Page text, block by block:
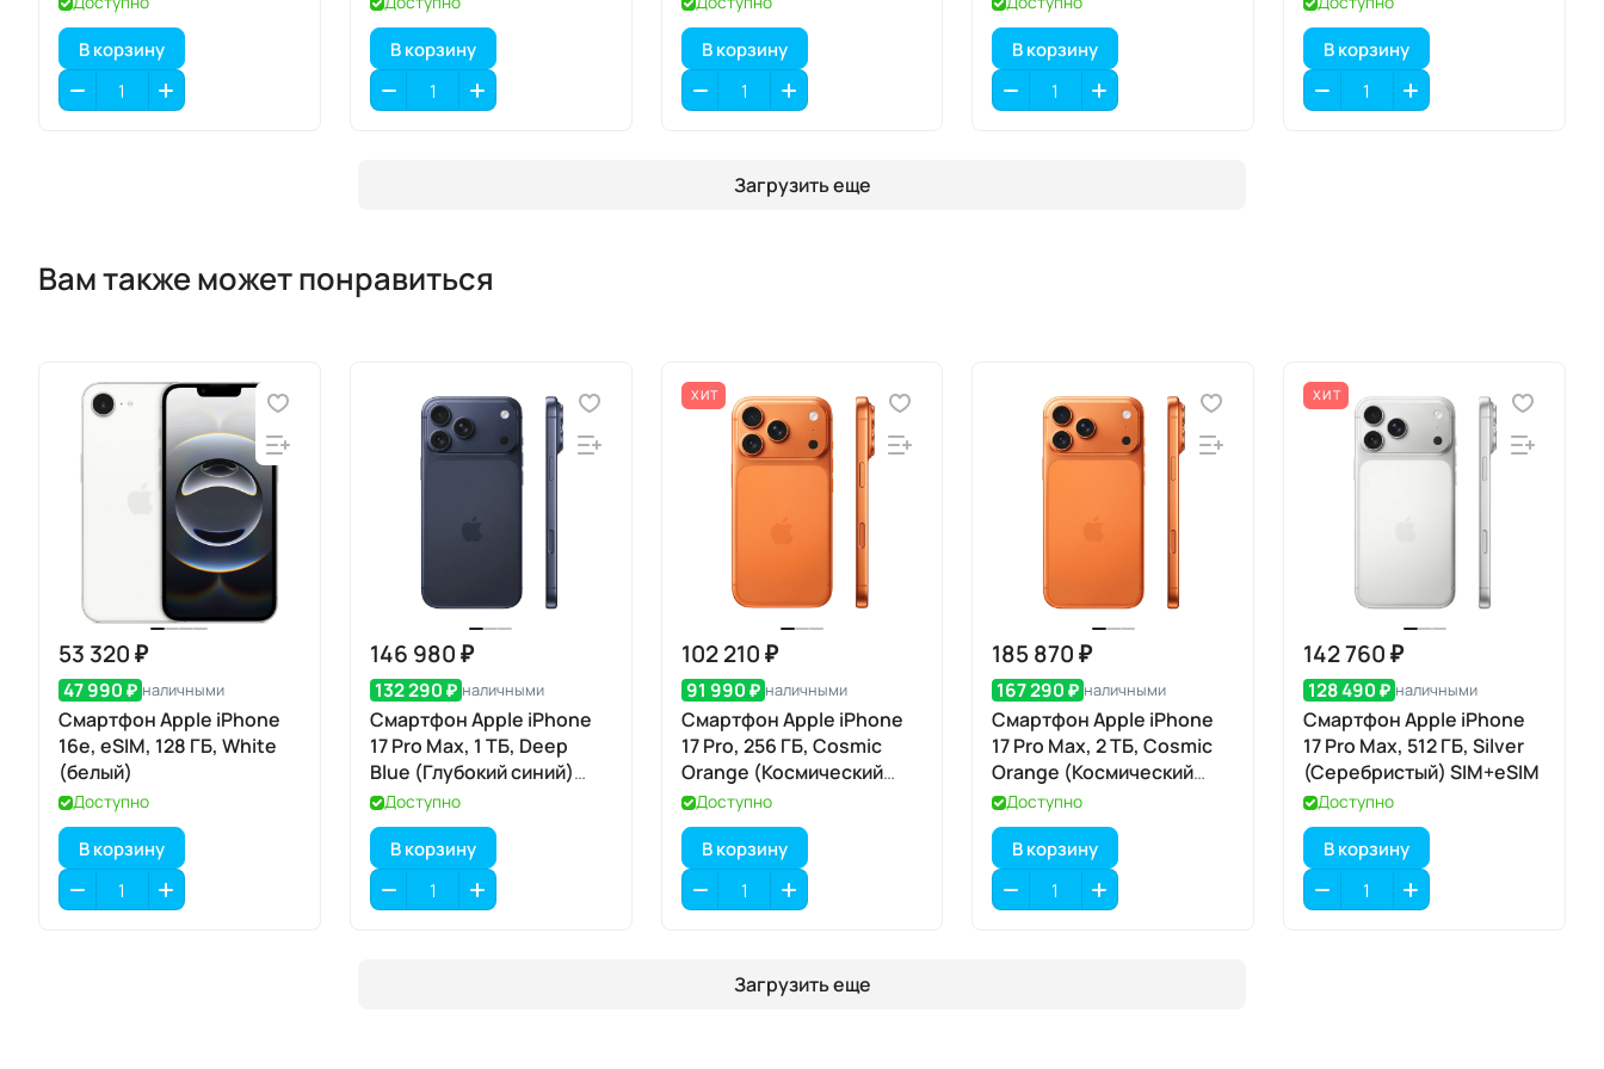
В корзину В корзину В корзину В корзину В корзину
Загрузить еще
Вам также может понравиться
53 320 ₽
47 990 ₽ наличными
Смартфон Apple iPhone
16e, eSIM, 128 ГБ, White
(белый)
Доступно
В корзину
146 980 ₽
132 290 ₽ наличными
Смартфон Apple iPhone
17 Pro Max, 1 ТБ, Deep
Blue (Глубокий синий)
Dual eSIM
Доступно
В корзину
ХИТ
102 210 ₽
91 990 ₽ наличными
Смартфон Apple iPhone
17 Pro, 256 ГБ, Cosmic
Orange (Космический
оранжевый) Dual eSIM
Доступно
В корзину
185 870 ₽
167 290 ₽ наличными
Смартфон Apple iPhone
17 Pro Max, 2 ТБ, Cosmic
Orange (Космический
оранжевый) SIM+eSIM
Доступно
В корзину
ХИТ
142 760 ₽
128 490 ₽ наличными
Смартфон Apple iPhone
17 Pro Max, 512 ГБ, Silver
(Серебристый) SIM+eSIM
Доступно
В корзину
Загрузить еще